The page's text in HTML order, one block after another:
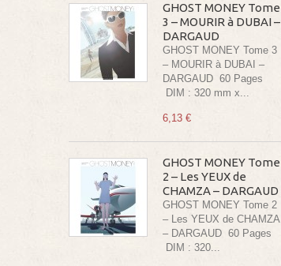
GHOST MONEY Tome
3 – MOURIR à DUBAI –
DARGAUD
GHOST MONEY Tome 3
– MOURIR à DUBAI –
DARGAUD 60 Pages
DIM : 320 mm x...
6,13 €
GHOST MONEY Tome
2 – Les YEUX de
CHAMZA – DARGAUD
GHOST MONEY Tome 2
– Les YEUX de CHAMZA
– DARGAUD 60 Pages
DIM : 320...